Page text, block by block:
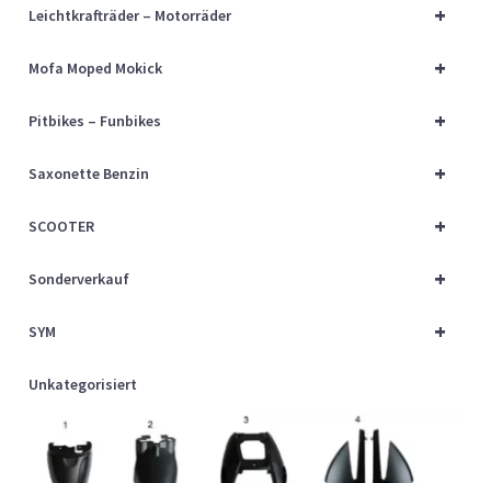
+
Leichtkrafträder – Motorräder
+
Mofa Moped Mokick
+
Pitbikes – Funbikes
+
Saxonette Benzin
+
SCOOTER
+
Sonderverkauf
+
SYM
Unkategorisiert